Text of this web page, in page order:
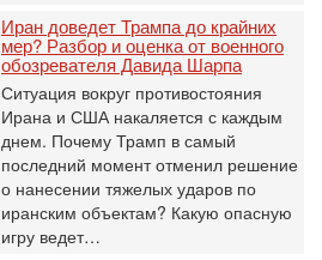
Иран доведет Трампа до крайних
мер? Разбор и оценка от военного
обозревателя Давида Шарпа
Ситуация вокруг противостояния
Ирана и США накаляется с каждым
днем. Почему Трамп в самый
последний момент отменил решение
о нанесении тяжелых ударов по
иранским объектам? Какую опасную
игру ведет…